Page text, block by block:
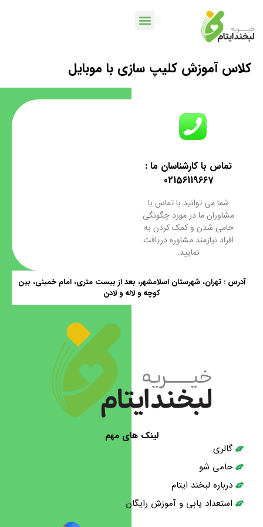
کلاس آموزش کلیپ سازی با موبایل
تماس با کارشناسان ما :
02156119667
شما می توانید با تماس با
مشاوران ما در مورد چگونگی
حامی شدن و کمک کردن به
افراد نیازمند مشاوره دریافت
نمایید.
آدرس : تهران، شهرستان اسلامشهر، بعد از بیست متری، امام خمینی، بین
کوچه و لاله و لادن
لینک های مهم
گالری
حامی شو
درباره لبخند ایتام
استعداد یابی و آموزش رایگان